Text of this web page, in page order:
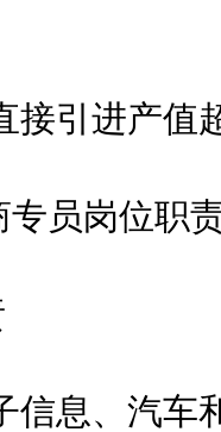
引进产值
员岗位职
息、汽车